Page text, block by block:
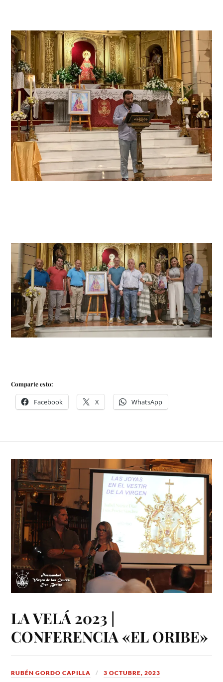
Comparte esto:
Facebook X WhatsApp
LA VELÁ 2023 |
CONFERENCIA «EL ORIBE»
RUBÉN GORDO CAPILLA 3 OCTUBRE, 2023